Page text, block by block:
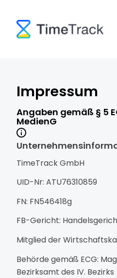
Impressum
Angaben gemäß § 5
MedienG
TimeTrack GmbH
UID-Nr: ATU76310859
FN: FN546418g
FB-Gericht:
Mitglied der
Behörde gemäß ECG:
Bezirksamt des IV. Bezirks